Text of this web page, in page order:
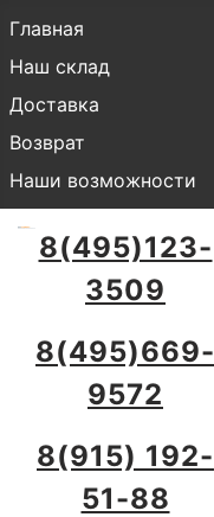
Главная
Наш склад
Доставка
Возврат
Наши возможности
8(495)123-
3509
8(495)669-
9572
8(915) 192-
51-88